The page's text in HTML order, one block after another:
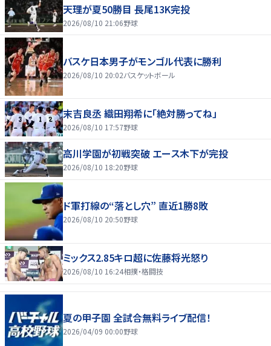
天理が夏50勝目 長尾13K完投
2026/08/10 21:06野球
バスケ日本男子がモンゴル代表に勝利
2026/08/10 20:02バスケットボール
末吉良丞 織田翔希に「絶対勝ってね」
2026/08/10 17:57野球
高川学園が初戦突破 エース木下が完投
2026/08/10 18:20野球
ド軍打線の“落とし穴” 直近1勝8敗
2026/08/10 20:50野球
ミックス2.85キロ超に佐藤将光怒り
2026/08/10 16:24相撲・格闘技
夏の甲子園 全試合無料ライブ配信！
2026/04/09 00:00野球